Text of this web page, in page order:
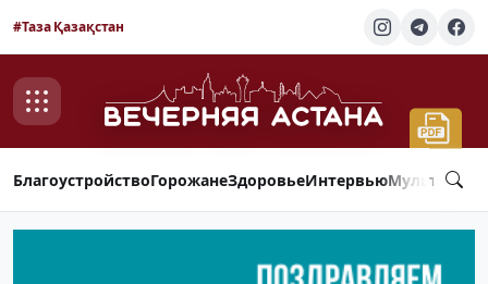
#Таза Қазақстан
БлагоустройствоГорожанеЗдоровьеИнтервью